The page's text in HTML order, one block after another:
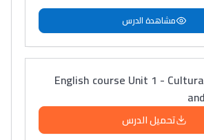
مشاهدة الدرس
English course Unit 1 -
تحميل الدرس